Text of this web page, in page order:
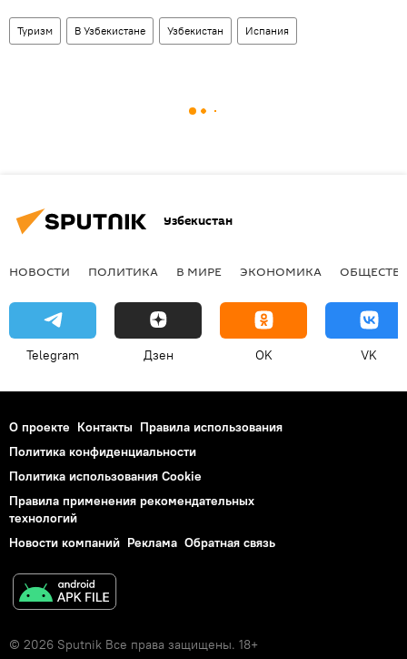
Туризм В Узбекистане Узбекистан Испания
Узбекистан
НОВОСТИ ПОЛИТИКА В МИРЕ ЭКОНОМИКА
Telegram Дзен OK VK
О проекте Контакты Правила использования
Политика конфиденциальности
Политика использования Cookie
Правила применения рекомендательных
технологий
Новости компаний Реклама Обратная связь
© 2026 Sputnik Все права защищены. 18+